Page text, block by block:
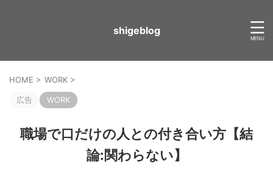
shigeblog
HOME > WORK >
広告 WORK
職場で口だけの人との付き合い方【結
論:関わらない】